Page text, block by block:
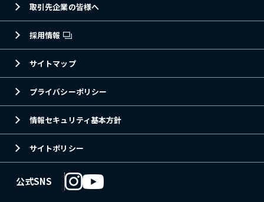
取引先企業の皆様へ
採用情報
サイトマップ
プライバシーポリシー
情報セキュリティ基本方針
サイトポリシー
公式SNS